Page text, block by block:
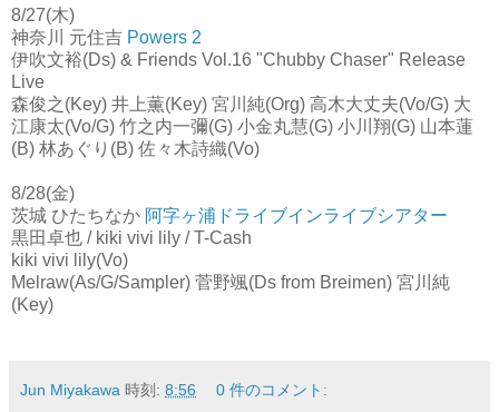
8/27(木)
神奈川 元住吉 Powers 2
伊吹文裕(Ds) & Friends Vol.16 "Chubby Chaser" Release
Live
森俊之(Key) 井上薫(Key) 宮川純(Org) 高木大丈夫(Vo/G) 大
江康太(Vo/G) 竹之内一彌(G) 小金丸慧(G) 小川翔(G) 山本蓮
(B) 林あぐり(B) 佐々木詩織(Vo)
8/28(金)
茨城 ひたちなか 阿字ヶ浦ドライブインライブシアター
黒田卓也 / kiki vivi lily / T-Cash
kiki vivi lily(Vo)
Melraw(As/G/Sampler) 菅野颯(Ds from Breimen) 宮川純
(Key)
Jun Miyakawa 時刻: 8:56 0 件のコメント: